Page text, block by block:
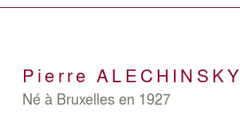
PierreALECHINSKY
Né à Bruxelles en 1927